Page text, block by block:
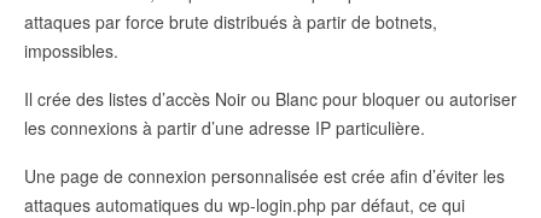
attaques par force brute distribués à partir de botnets,
impossibles.
Il crée des listes d’accès Noir ou Blanc pour bloquer ou autoriser
les connexions à partir d’une adresse IP particulière.
Une page de connexion personnalisée est crée afin d’éviter les
attaques automatiques du wp-login.php par défaut, ce qui